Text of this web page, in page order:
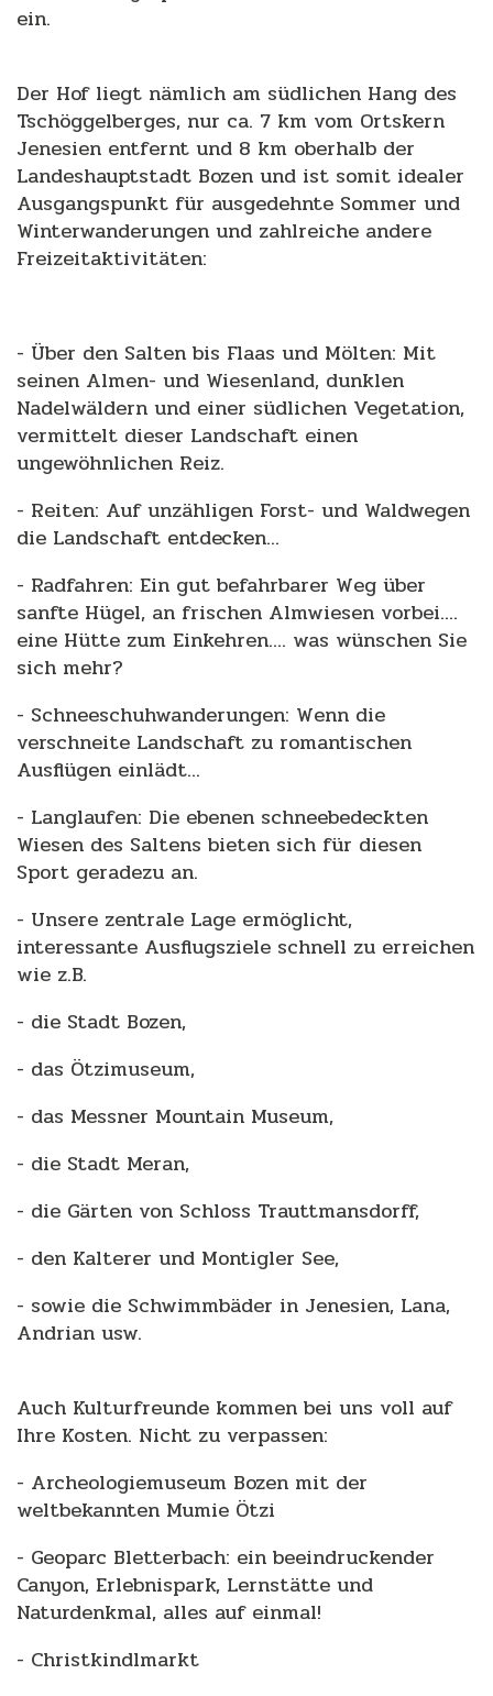
ein.
Der Hof liegt nämlich am südlichen Hang des
Tschöggelberges, nur ca. 7 km vom Ortskern
Jenesien entfernt und 8 km oberhalb der
Landeshauptstadt Bozen und ist somit idealer
Ausgangspunkt für ausgedehnte Sommer und
Winterwanderungen und zahlreiche andere
Freizeitaktivitäten:
- Über den Salten bis Flaas und Mölten: Mit
seinen Almen- und Wiesenland, dunklen
Nadelwäldern und einer südlichen Vegetation,
vermittelt dieser Landschaft einen
ungewöhnlichen Reiz.
- Reiten: Auf unzähligen Forst- und Waldwegen
die Landschaft entdecken...
- Radfahren: Ein gut befahrbarer Weg über
sanfte Hügel, an frischen Almwiesen vorbei....
eine Hütte zum Einkehren.... was wünschen Sie
sich mehr?
- Schneeschuhwanderungen: Wenn die
verschneite Landschaft zu romantischen
Ausflügen einlädt...
- Langlaufen: Die ebenen schneebedeckten
Wiesen des Saltens bieten sich für diesen
Sport geradezu an.
- Unsere zentrale Lage ermöglicht,
interessante Ausflugsziele schnell zu erreichen
wie z.B.
- die Stadt Bozen,
- das Ötzimuseum,
- das Messner Mountain Museum,
- die Stadt Meran,
- die Gärten von Schloss Trauttmansdorff,
- den Kalterer und Montigler See,
- sowie die Schwimmbäder in Jenesien, Lana,
Andrian usw.
Auch Kulturfreunde kommen bei uns voll auf
Ihre Kosten. Nicht zu verpassen:
- Archeologiemuseum Bozen mit der
weltbekannten Mumie Ötzi
- Geoparc Bletterbach: ein beeindruckender
Canyon, Erlebnispark, Lernstätte und
Naturdenkmal, alles auf einmal!
- Christkindlmarkt